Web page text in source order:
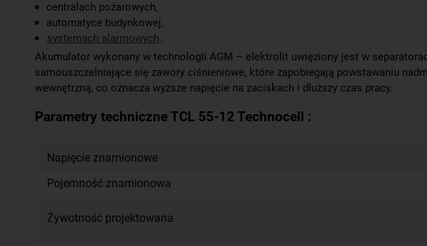
centralach pożarowych,
automatyce budynkowej,
systemach alarmowych.
Akumulator wykonany w technologii AGM – elektrolit uwięziony jest w
samouszczelniające się zawory ciśnieniowe, które zapobiegają powstawaniu
wewnętrzną, co oznacza wyższe napięcie na zaciskach i dłuższy czas pracy.
Parametry techniczne TCL 55-12 Technocell :
Napięcie znamionowe
Pojemność znamionowa
Żywotność projektowana